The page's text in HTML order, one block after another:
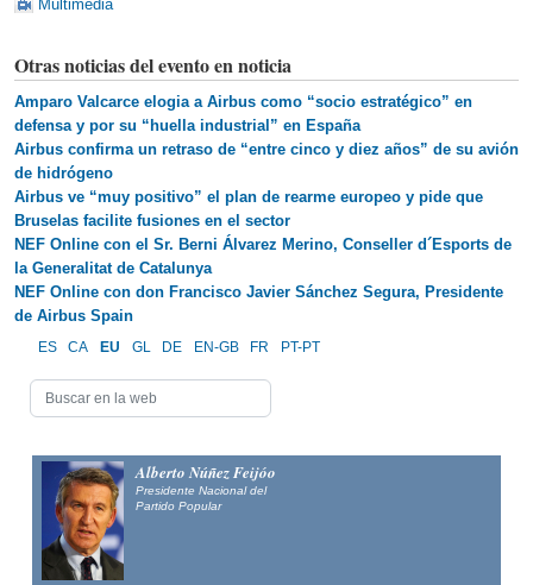
Multimedia
Otras noticias del evento en noticia
Amparo Valcarce elogia a Airbus como “socio estratégico” en
defensa y por su “huella industrial” en España
Airbus confirma un retraso de “entre cinco y diez años” de su avión
de hidrógeno
Airbus ve “muy positivo” el plan de rearme europeo y pide que
Bruselas facilite fusiones en el sector
NEF Online con el Sr. Berni Álvarez Merino, Conseller d´Esports de
la Generalitat de Catalunya
NEF Online con don Francisco Javier Sánchez Segura, Presidente
de Airbus Spain
ES CA EU GL DE EN-GB FR PT-PT
Alberto Núñez Feijóo
Presidente Nacional del
Partido Popular